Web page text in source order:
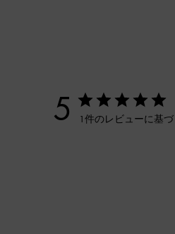
5 1件のレビューに基づ